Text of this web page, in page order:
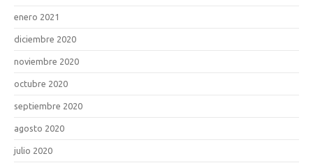
enero 2021
diciembre 2020
noviembre 2020
octubre 2020
septiembre 2020
agosto 2020
julio 2020